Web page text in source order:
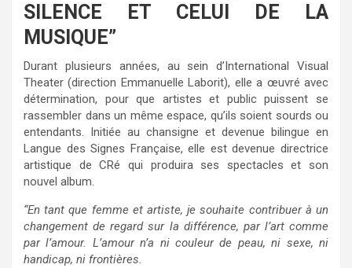
SILENCE ET CELUI DE LA
MUSIQUE”
Durant plusieurs années, au sein d’International Visual
Theater (direction Emmanuelle Laborit), elle a œuvré avec
détermination, pour que artistes et public puissent se
rassembler dans un même espace, qu’ils soient sourds ou
entendants. Initiée au chansigne et devenue bilingue en
Langue des Signes Française, elle est devenue directrice
artistique de CRé qui produira ses spectacles et son
nouvel album.
“En tant que femme et artiste, je souhaite contribuer à un
changement de regard sur la différence, par l’art comme
par l’amour. L’amour n’a ni couleur de peau, ni sexe, ni
handicap, ni frontières.